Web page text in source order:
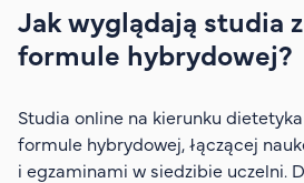
Jak wyglądają studia
formule hybrydowej?
Studia online na kierunku
formule hybrydowej, łączącej
i egzaminami w siedzibie uczelni.